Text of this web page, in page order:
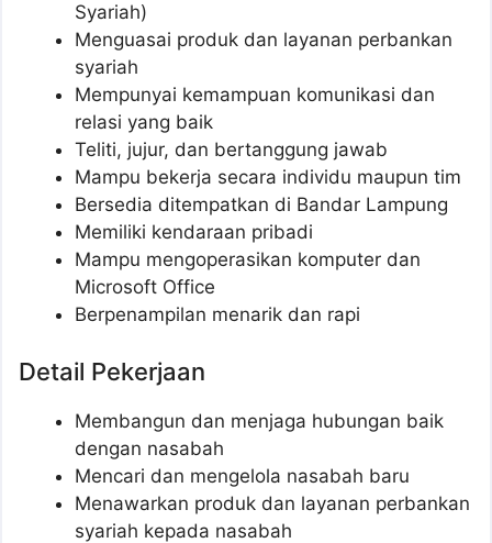
Syariah)
Menguasai produk dan layanan perbankan
syariah
Mempunyai kemampuan komunikasi dan
relasi yang baik
Teliti, jujur, dan bertanggung jawab
Mampu bekerja secara individu maupun tim
Bersedia ditempatkan di Bandar Lampung
Memiliki kendaraan pribadi
Mampu mengoperasikan komputer dan
Microsoft Office
Berpenampilan menarik dan rapi
Detail Pekerjaan
Membangun dan menjaga hubungan baik
dengan nasabah
Mencari dan mengelola nasabah baru
Menawarkan produk dan layanan perbankan
syariah kepada nasabah